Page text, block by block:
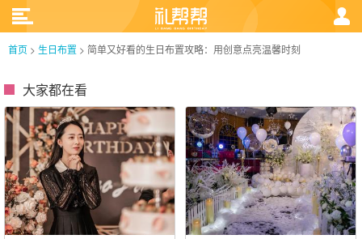
首页 > 生日布置 > 简单又好看的生日布置攻略：用创意点亮温馨时刻
大家都在看